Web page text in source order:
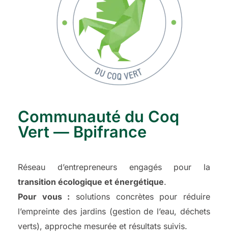
Communauté du Coq
Vert — Bpifrance
Réseau d’entrepreneurs engagés pour la
transition écologique et énergétique.
Pour vous : solutions concrètes pour réduire
l’empreinte des jardins (gestion de l’eau, déchets
verts), approche mesurée et résultats suivis.